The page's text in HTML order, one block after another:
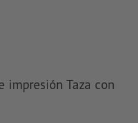
impresión Taza con